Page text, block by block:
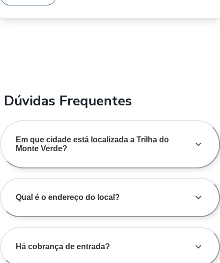
Dúvidas Frequentes
Em que cidade está localizada a Trilha do
Monte Verde?
Qual é o endereço do local?
Há cobrança de entrada?